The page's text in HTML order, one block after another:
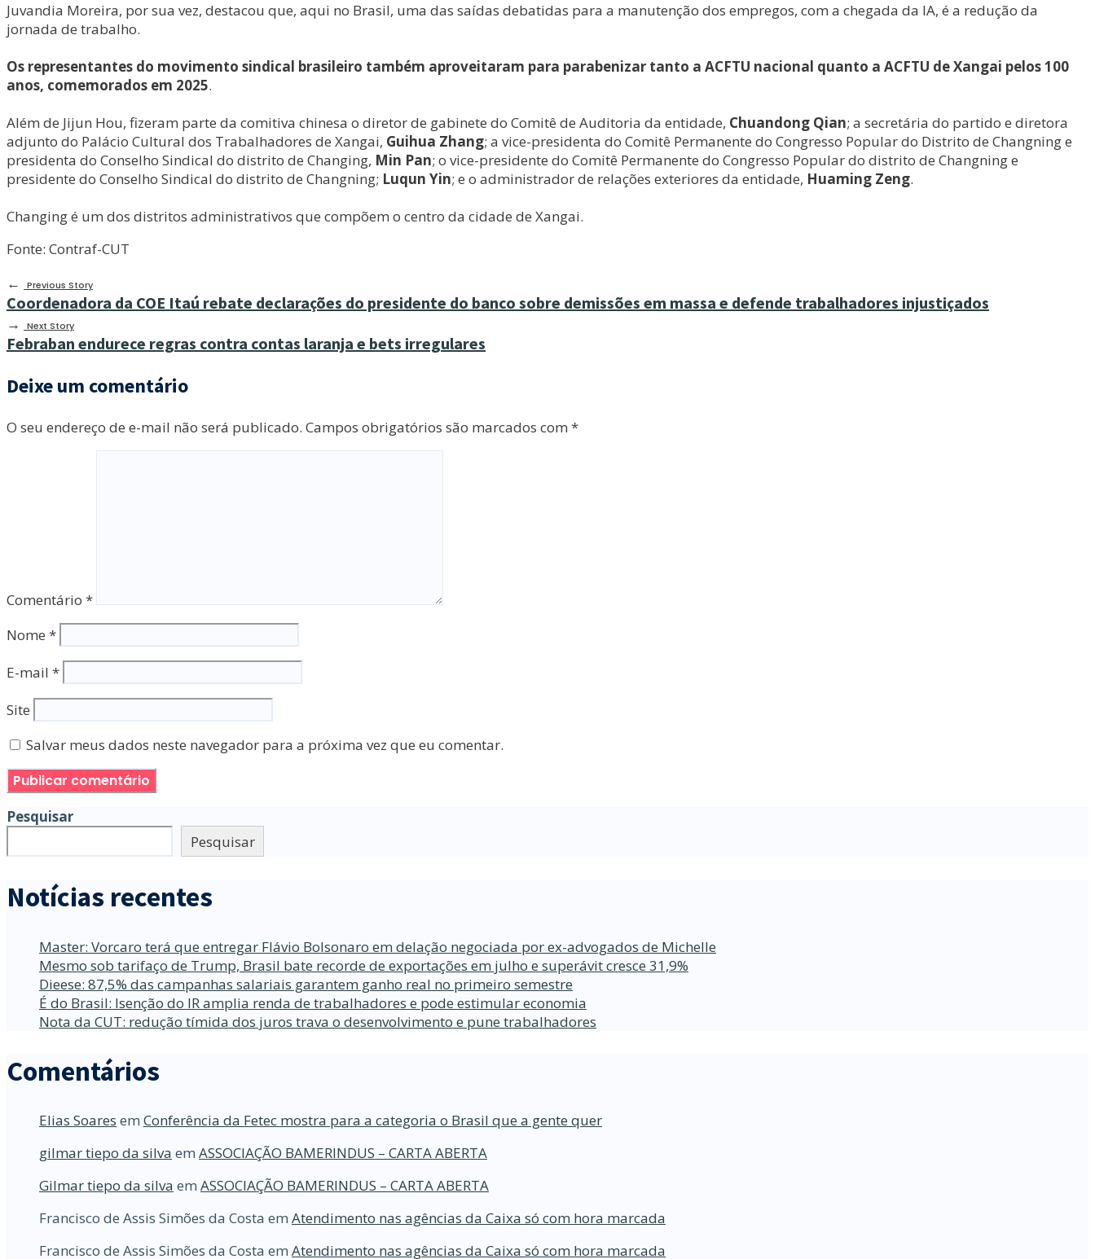
Juvandia Moreira, por sua vez, destacou que, aqui no Brasil, uma das saídas debatidas para a manutenção dos empregos, com a chegada da IA, é a redução da
jornada de trabalho.
Os representantes do movimento sindical brasileiro também aproveitaram para parabenizar tanto a ACFTU nacional quanto a ACFTU de Xangai pelos 100
anos, comemorados em 2025.
Além de Jijun Hou, fizeram parte da comitiva chinesa o diretor de gabinete do Comitê de Auditoria da entidade, Chuandong Qian; a secretária do partido e diretora
adjunto do Palácio Cultural dos Trabalhadores de Xangai, Guihua Zhang; a vice-presidenta do Comitê Permanente do Congresso Popular do Distrito de Changning e
presidenta do Conselho Sindical do distrito de Changing, Min Pan; o vice-presidente do Comitê Permanente do Congresso Popular do distrito de Changning e
presidente do Conselho Sindical do distrito de Changning; Luqun Yin; e o administrador de relações exteriores da entidade, Huaming Zeng.
Changing é um dos distritos administrativos que compõem o centro da cidade de Xangai.
Fonte: Contraf-CUT
←
Previous Story
Coordenadora da COE Itaú rebate declarações do presidente do banco sobre demissões em massa e defende trabalhadores injustiçados
→ Next Story
Febraban endurece regras contra contas laranja e bets irregulares
Deixe um comentário
O seu endereço de e-mail não será publicado. Campos obrigatórios são marcados com *
Comentário *
Nome *
E-mail *
Site
Salvar meus dados neste navegador para a próxima vez que eu comentar.
Pesquisar
Pesquisar
Notícias recentes
Master: Vorcaro terá que entregar Flávio Bolsonaro em delação negociada por ex-advogados de Michelle
Mesmo sob tarifaço de Trump, Brasil bate recorde de exportações em julho e superávit cresce 31,9%
Dieese: 87,5% das campanhas salariais garantem ganho real no primeiro semestre
É do Brasil: Isenção do IR amplia renda de trabalhadores e pode estimular economia
Nota da CUT: redução tímida dos juros trava o desenvolvimento e pune trabalhadores
Comentários
Elias Soares em Conferência da Fetec mostra para a categoria o Brasil que a gente quer
gilmar tiepo da silva em ASSOCIAÇÃO BAMERINDUS – CARTA ABERTA
Gilmar tiepo da silva em ASSOCIAÇÃO BAMERINDUS – CARTA ABERTA
Francisco de Assis Simões da Costa em Atendimento nas agências da Caixa só com hora marcada
Francisco de Assis Simões da Costa em Atendimento nas agências da Caixa só com hora marcada